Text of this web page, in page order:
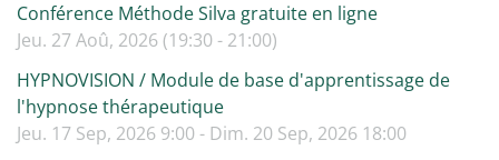
Conférence Méthode Silva gratuite en ligne
Jeu. 27 Aoû, 2026 (19:30 - 21:00)
HYPNOVISION / Module de base d'apprentissage de
l'hypnose thérapeutique
Jeu. 17 Sep, 2026 9:00 - Dim. 20 Sep, 2026 18:00